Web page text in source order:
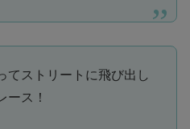
てストリートに飛び出し
ース！